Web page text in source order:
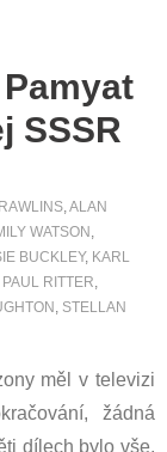
SSSR
,ALAN
WATSON ,
BUCKLEY, KARL
PAUL RITTER,
, STELLAN
měl v televizi
žádná
dílech bylo vše,